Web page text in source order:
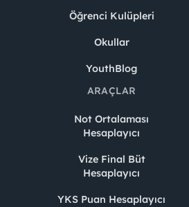
Öğrenci Kulüpleri
Okullar
YouthBlog
ARAÇLAR
Not Ortalaması
Hesaplayıcı
Vize Final Büt
Hesaplayıcı
YKS Puan Hesaplayıcı